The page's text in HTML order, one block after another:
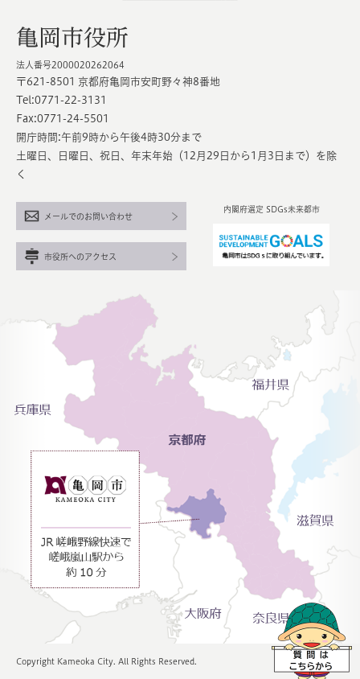
亀岡市役所
法人番号2000020262064
〒621-8501 京都府亀岡市安町野々神8番地
Tel:0771-22-3131
Fax:0771-24-5501
開庁時間:午前9時から午後4時30分まで
土曜日、日曜日、祝日、年末年始（12月29日から1月3日まで）を除
く
内閣府選定 SDGs未来都市
メールでのお問い合わせ
市役所へのアクセス
Copyright Kameoka City. All Rights Reserved.